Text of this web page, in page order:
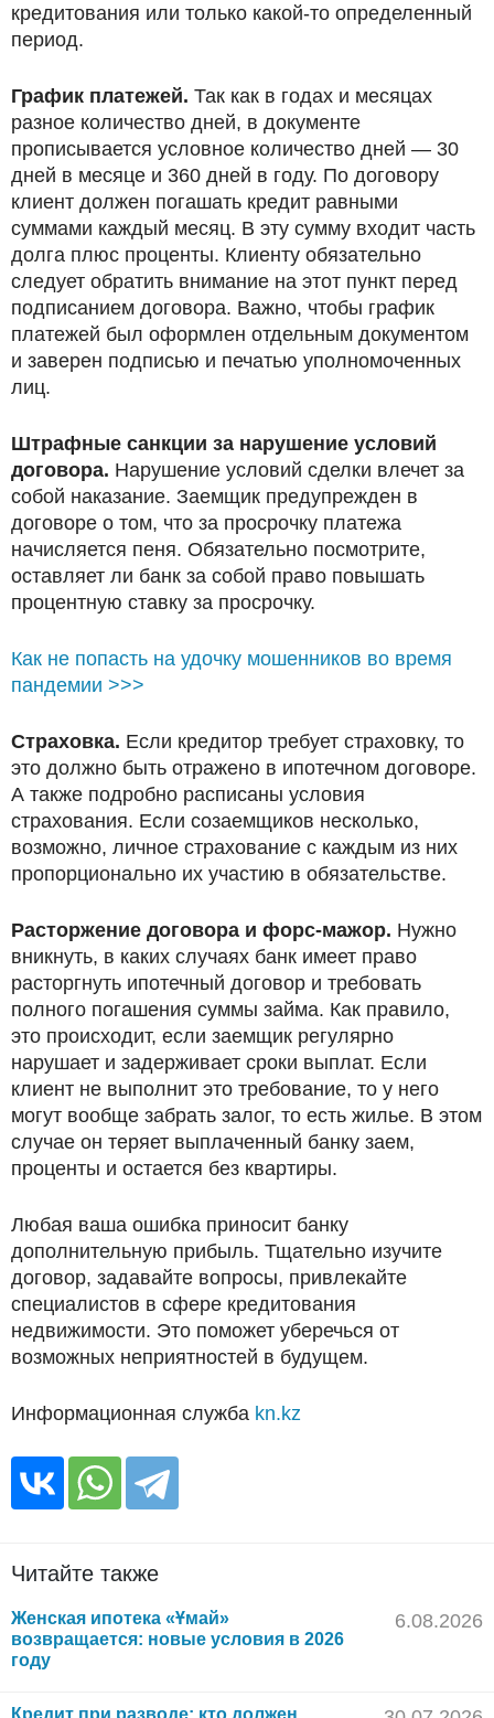
кредитования или только какой-то определенный
период.
График платежей. Так как в годах и месяцах
разное количество дней, в документе
прописывается условное количество дней — 30
дней в месяце и 360 дней в году. По договору
клиент должен погашать кредит равными
суммами каждый месяц. В эту сумму входит часть
долга плюс проценты. Клиенту обязательно
следует обратить внимание на этот пункт перед
подписанием договора. Важно, чтобы график
платежей был оформлен отдельным документом
и заверен подписью и печатью уполномоченных
лиц.
Штрафные санкции за нарушение условий
договора. Нарушение условий сделки влечет за
собой наказание. Заемщик предупрежден в
договоре о том, что за просрочку платежа
начисляется пеня. Обязательно посмотрите,
оставляет ли банк за собой право повышать
процентную ставку за просрочку.
Как не попасть на удочку мошенников во время
пандемии >>>
Страховка. Если кредитор требует страховку, то
это должно быть отражено в ипотечном договоре.
А также подробно расписаны условия
страхования. Если созаемщиков несколько,
возможно, личное страхование с каждым из них
пропорционально их участию в обязательстве.
Расторжение договора и форс-мажор. Нужно
вникнуть, в каких случаях банк имеет право
расторгнуть ипотечный договор и требовать
полного погашения суммы займа. Как правило,
это происходит, если заемщик регулярно
нарушает и задерживает сроки выплат. Если
клиент не выполнит это требование, то у него
могут вообще забрать залог, то есть жилье. В этом
случае он теряет выплаченный банку заем,
проценты и остается без квартиры.
Любая ваша ошибка приносит банку
дополнительную прибыль. Тщательно изучите
договор, задавайте вопросы, привлекайте
специалистов в сфере кредитования
недвижимости. Это поможет уберечься от
возможных неприятностей в будущем.
Информационная служба kn.kz
Читайте также
Женская ипотека «Ұмай»
возвращается: новые условия в 2026
году
6.08.2026
Кредит при разводе: кто должен